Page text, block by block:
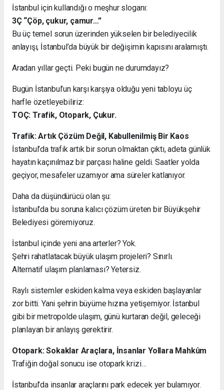
İstanbul için kullandığı o meşhur sloganı:
3Ç “Çöp, çukur, çamur…”
Bu üç temel sorun üzerinden yükselen bir belediyecilik
anlayışı, İstanbul’da büyük bir değişimin kapısını aralamıştı.
Aradan yıllar geçti. Peki bugün ne durumdayız?
Bugün İstanbul’un karşı karşıya olduğu yeni tabloyu üç
harfle özetleyebiliriz:
TOÇ: Trafik, Otopark, Çukur.
Trafik: Artık Çözüm Değil, Kabullenilmiş Bir Kaos
İstanbul’da trafik artık bir sorun olmaktan çıktı, adeta günlük
hayatın kaçınılmaz bir parçası haline geldi. Saatler yolda
geçiyor, mesafeler uzamıyor ama süreler katlanıyor.
Daha da düşündürücü olan şu:
İstanbul’da bu soruna kalıcı çözüm üreten bir Büyükşehir
Belediyesi göremiyoruz.
İstanbul içinde yeni ana arterler? Yok.
Şehri rahatlatacak büyük ulaşım projeleri? Sınırlı.
Alternatif ulaşım planlaması? Yetersiz.
Raylı sistemler eskiden kalma veya eskiden başlayanlar
zor bitti. Yani şehrin büyüme hızına yetişemiyor. İstanbul
gibi bir metropolde ulaşım, günü kurtaran değil, geleceği
planlayan bir anlayış gerektirir.
Otopark: Sokaklar Araçlara, İnsanlar Yollara Mahkûm
Trafiğin doğal sonucu ise otopark krizi…
İstanbul’da insanlar araçlarını park edecek yer bulamıyor.